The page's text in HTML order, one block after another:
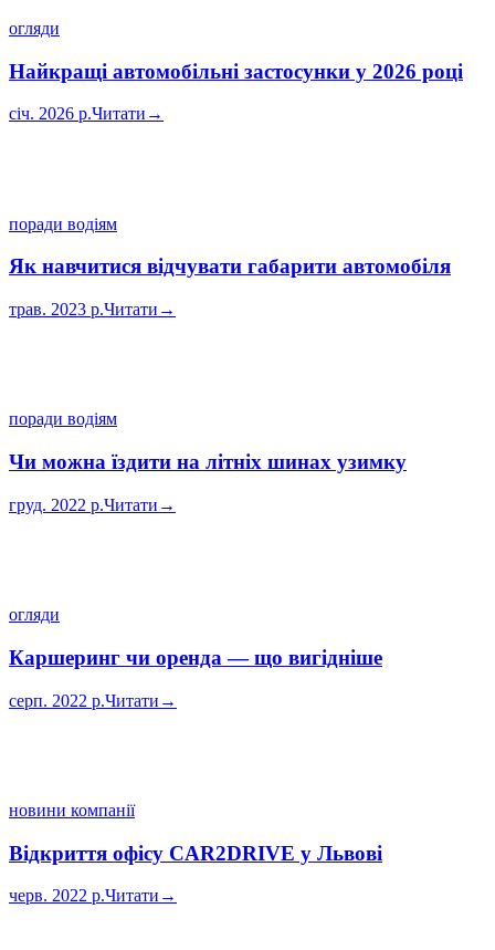
огляди
Найкращі автомобільні застосунки у 2026 році
січ. 2026 р.Читати →
поради водіям
Як навчитися відчувати габарити автомобіля
трав. 2023 р.Читати →
поради водіям
Чи можна їздити на літніх шинах узимку
груд. 2022 р.Читати →
огляди
Каршеринг чи оренда — що вигідніше
серп. 2022 р.Читати →
новини компанії
Відкриття офісу CAR2DRIVE у Львові
черв. 2022 р.Читати →